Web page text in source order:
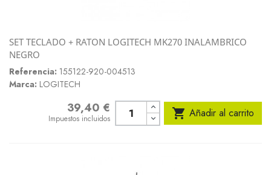
SET TECLADO + RATON LOGITECH MK270 INALAMBRICO
NEGRO
Referencia: 155122-920-004513
Marca: LOGITECH
Precio39,40 €
Impuestos incluidos  Añadir al carrito